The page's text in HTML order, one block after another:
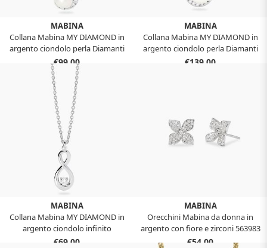
MABINA
Collana Mabina MY DIAMOND in
argento ciondolo perla Diamanti
lab-grown 553924
€99,00
MABINA
Collana Mabina MY DIAMOND in
argento ciondolo perla Diamanti
lab-grown 553920
€139,00
MABINA
Collana Mabina MY DIAMOND in
argento ciondolo infinito
Diamanti Lab-Grown 553919
€69,00
MABINA
Orecchini Mabina da donna in
argento con fiore e zirconi 563983
€54,00